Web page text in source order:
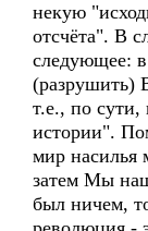
некую
отсчёта". В
следующее: в
(разрушить)
т.е., по
истории".
мир насилья
затем Мы
был ничем,